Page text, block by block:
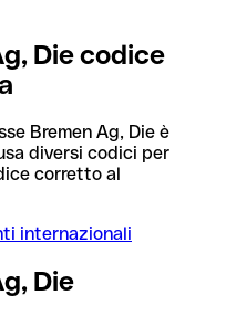
Die codice
Bremen Ag, Die è
diversi codici per
corretto al
internazionali
Die